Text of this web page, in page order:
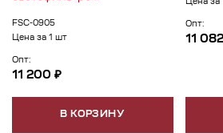
FSC-0905
Цена за 1 шт
Опт:
11 200 ₽
В КОРЗИНУ
Цена за
Опт:
11